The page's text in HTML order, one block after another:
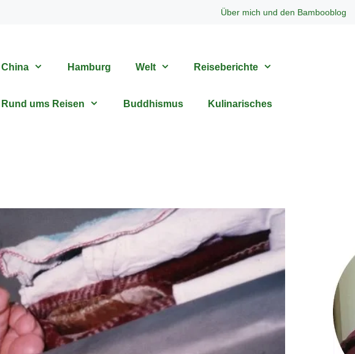
Über mich und den Bambooblog
China Hamburg Welt Reiseberichte
Rund ums Reisen Buddhismus Kulinarisches